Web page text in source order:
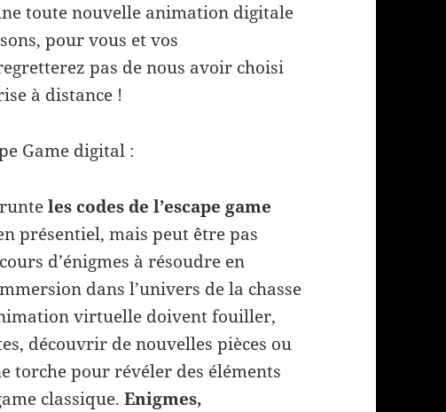
toute nouvelle animation digitale
pour vous et vos
pas de nous avoir choisi
à distance !
Game digital :
les codes de l’escape game
présentiel, mais peut être pas
d’énigmes à résoudre en
dans l’univers de la chasse
virtuelle doivent fouiller,
découvrir de nouvelles pièces ou
torche pour révéler des éléments
classique.Enigmes,